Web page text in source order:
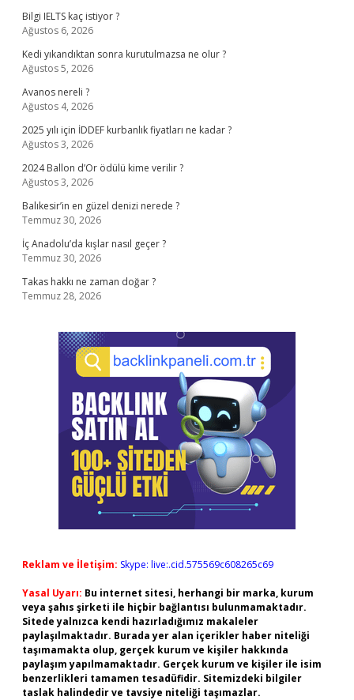
Bilgi IELTS kaç istiyor ?
Ağustos 6, 2026
Kedi yıkandıktan sonra kurutulmazsa ne olur ?
Ağustos 5, 2026
Avanos nereli ?
Ağustos 4, 2026
2025 yılı için İDDEF kurbanlık fiyatları ne kadar ?
Ağustos 3, 2026
2024 Ballon d’Or ödülü kime verilir ?
Ağustos 3, 2026
Balıkesir’in en güzel denizi nerede ?
Temmuz 30, 2026
İç Anadolu’da kışlar nasıl geçer ?
Temmuz 30, 2026
Takas hakkı ne zaman doğar ?
Temmuz 28, 2026
Reklam ve İletişim: Skype: live:.cid.575569c608265c69
Yasal Uyarı: Bu internet sitesi, herhangi bir marka, kurum
veya şahıs şirketi ile hiçbir bağlantısı bulunmamaktadır.
Sitede yalnızca kendi hazırladığımız makaleler
paylaşılmaktadır. Burada yer alan içerikler haber niteliği
taşımamakta olup, gerçek kurum ve kişiler hakkında
paylaşım yapılmamaktadır. Gerçek kurum ve kişiler ile isim
benzerlikleri tamamen tesadüfidir. Sitemizdeki bilgiler
taslak halindedir ve tavsiye niteliği taşımazlar.